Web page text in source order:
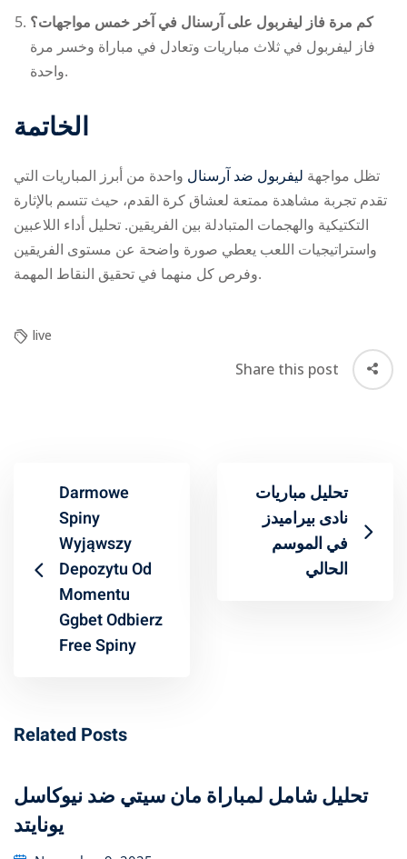
كم مرة فاز ليفربول على آرسنال في آخر خمس مواجهات؟
فاز ليفربول في ثلاث مباريات وتعادل في مباراة وخسر مرة
واحدة.
الخاتمة
تظل مواجهة ليفربول ضد آرسنال واحدة من أبرز المباريات التي
تقدم تجربة مشاهدة ممتعة لعشاق كرة القدم، حيث تتسم بالإثارة
التكتيكية والهجمات المتبادلة بين الفريقين. تحليل أداء اللاعبين
واستراتيجيات اللعب يعطي صورة واضحة عن مستوى الفريقين
وفرص كل منهما في تحقيق النقاط المهمة.
live
Share this post
Darmowe
Spiny
Wyjąwszy
Depozytu Od
Momentu
Ggbet Odbierz
Free Spiny
تحليل مباريات
في الموسم
الحالي
Related Posts
تحليل شامل لمباراة مان سيتي ضد نيوكاسل
يونايتد